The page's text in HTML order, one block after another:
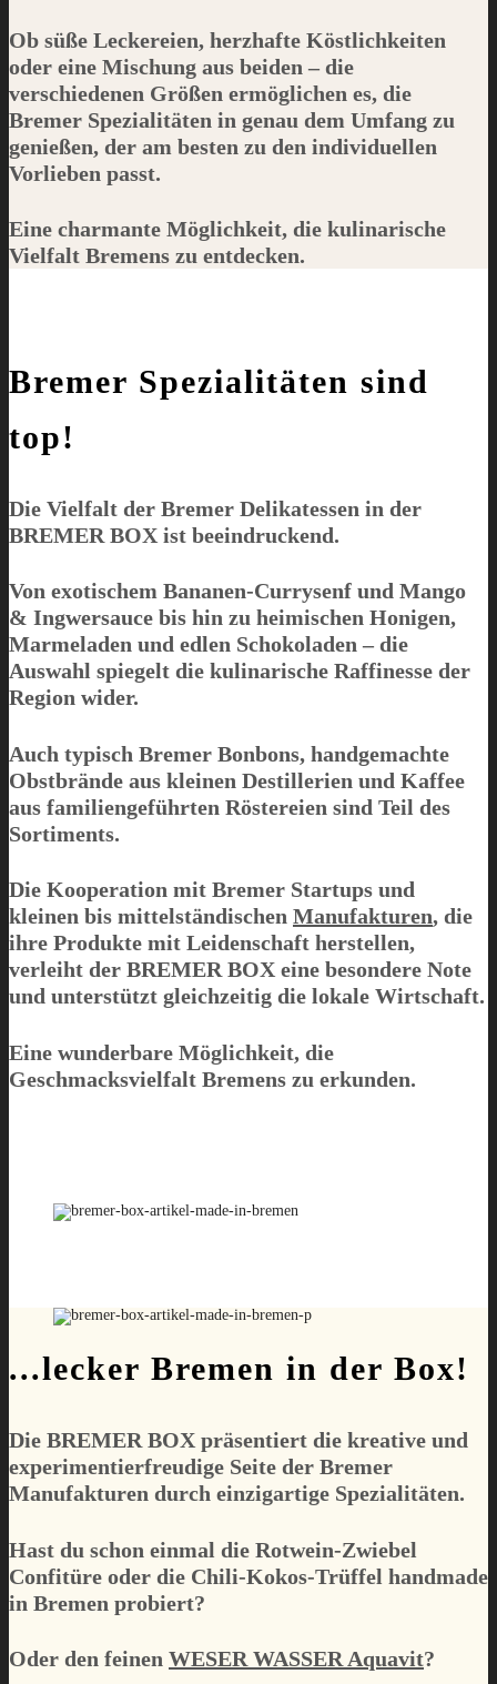
Ob süße Leckereien, herzhafte Köstlichkeiten
oder eine Mischung aus beiden – die
verschiedenen Größen ermöglichen es, die
Bremer Spezialitäten in genau dem Umfang zu
genießen, der am besten zu den individuellen
Vorlieben passt.
Eine charmante Möglichkeit, die kulinarische
Vielfalt Bremens zu entdecken.
Bremer Spezialitäten sind
top!
Die Vielfalt der Bremer Delikatessen in der
BREMER BOX ist beeindruckend.
Von exotischem Bananen-Currysenf und Mango
& Ingwersauce bis hin zu heimischen Honigen,
Marmeladen und edlen Schokoladen – die
Auswahl spiegelt die kulinarische Raffinesse der
Region wider.
Auch typisch Bremer Bonbons, handgemachte
Obstbrände aus kleinen Destillerien und Kaffee
aus familiengeführten Röstereien sind Teil des
Sortiments.
Die Kooperation mit Bremer Startups und
kleinen bis mittelständischen Manufakturen, die
ihre Produkte mit Leidenschaft herstellen,
verleiht der BREMER BOX eine besondere Note
und unterstützt gleichzeitig die lokale Wirtschaft.
Eine wunderbare Möglichkeit, die
Geschmacksvielfalt Bremens zu erkunden.
...lecker Bremen in der Box!
Die BREMER BOX präsentiert die kreative und
experimentierfreudige Seite der Bremer
Manufakturen durch einzigartige Spezialitäten.
Hast du schon einmal die Rotwein-Zwiebel
Confitüre oder die Chili-Kokos-Trüffel handmade
in Bremen probiert?
Oder den feinen WESER WASSER Aquavit?